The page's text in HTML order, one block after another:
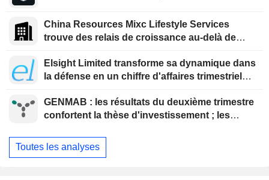
China Resources Mixc Lifestyle Services
trouve des relais de croissance au-delà de
Elsight Limited transforme sa dynamique dans
la défense en un chiffre d'affaires trimestriel
GENMAB : les résultats du deuxième trimestre
confortent la thèse d'investissement ; les
Toutes les analyses